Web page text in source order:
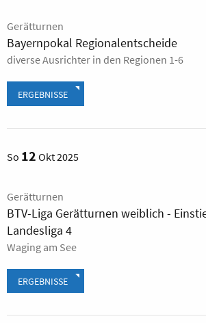
Gerätturnen
Bayernpokal Regionalentscheide
diverse Ausrichter in den Regionen 1-6
ERGEBNISSE
So 12 Okt 2025
Gerätturnen
BTV-Liga Gerätturnen weiblich -
Landesliga 4
Waging am See
ERGEBNISSE